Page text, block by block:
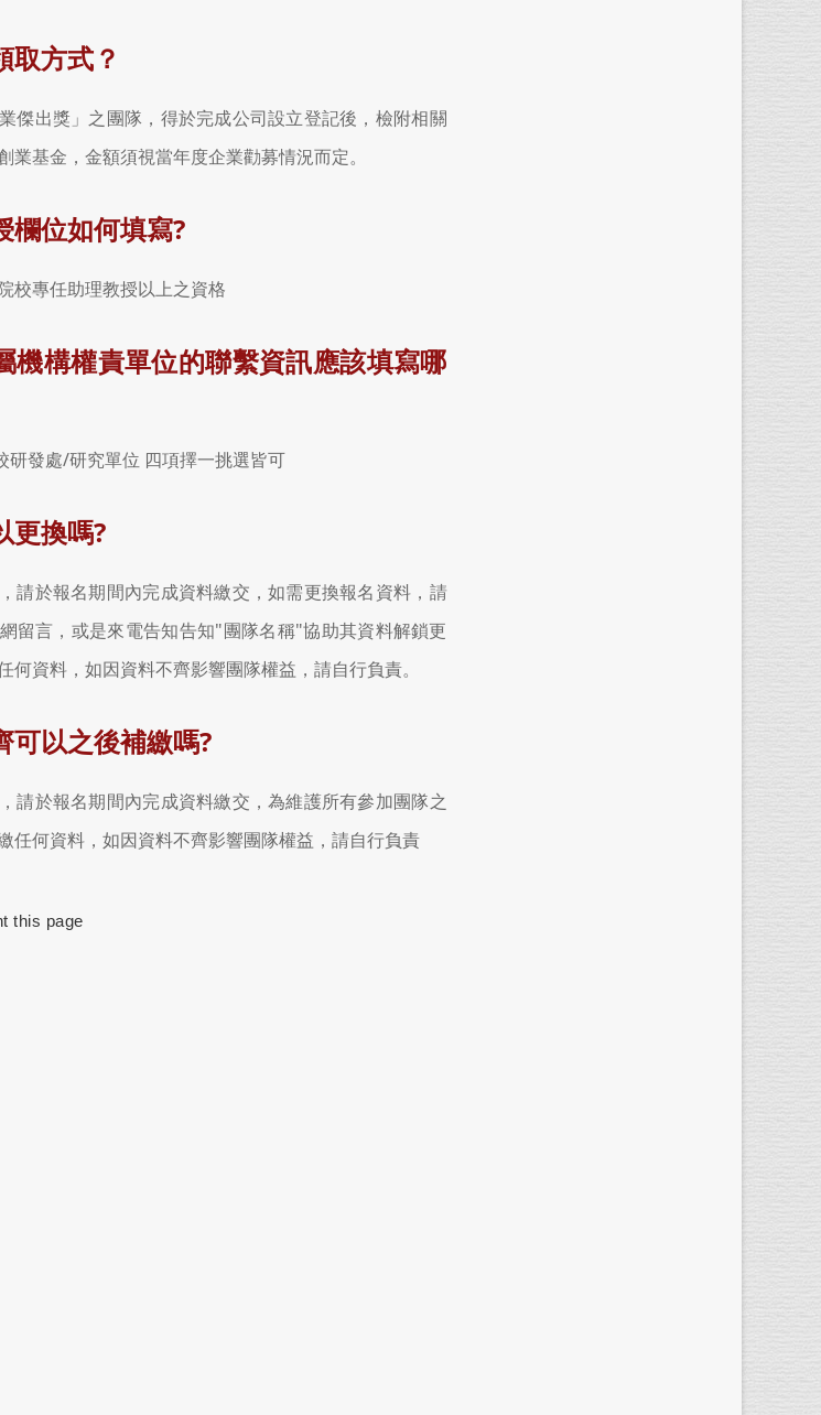
取方式？
傑出獎」之團隊，得於完成公司設立登記後，檢附相關
業基金，金額須視當年度企業勸募情況而定。
欄位如何填寫?
校專任助理教授以上之資格
機構權責單位的聯繫資訊應該填寫哪
研發處/研究單位 四項擇一挑選皆可
更換嗎?
請於報名期間內完成資料繳交，如需更換報名資料，請
留言，或是來電告知告知"團隊名稱"協助其資料解鎖更
何資料，如因資料不齊影響團隊權益，請自行負責。
可以之後補繳嗎?
請於報名期間內完成資料繳交，為維護所有參加團隊之
任何資料，如因資料不齊影響團隊權益，請自行負責
this page